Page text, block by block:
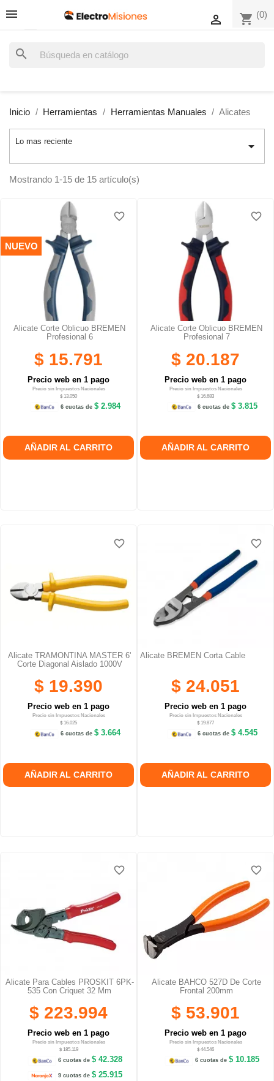
shopping_cart (0)

search
Inicio Herramientas Herramientas Manuales Alicates
Lo mas reciente 
Mostrando 1-15 de 15 artículo(s)
Alicate Corte Oblicuo BREMEN
Profesional 6
$ 15.791
Precio web en 1 pago
Precio sin Impuestos Nacionales
$ 13.050
6 cuotas de $ 2.984
AÑADIR AL CARRITO
NUEVO
favorite_border
favorite_border
Alicate Corte Oblicuo BREMEN
Profesional 7
$ 20.187
Precio web en 1 pago
Precio sin Impuestos Nacionales
$ 16.683
6 cuotas de $ 3.815
AÑADIR AL CARRITO
favorite_border
favorite_border
Alicate TRAMONTINA MASTER 6'
Corte Diagonal Aislado 1000V
$ 19.390
Precio web en 1 pago
Precio sin Impuestos Nacionales
$ 16.025
6 cuotas de $ 3.664
AÑADIR AL CARRITO
favorite_border
favorite_border
Alicate BREMEN Corta Cable
$ 24.051
Precio web en 1 pago
Precio sin Impuestos Nacionales
$ 19.877
6 cuotas de $ 4.545
AÑADIR AL CARRITO
favorite_border
favorite_border
Alicate Para Cables PROSKIT 6PK-
535 Con Criquet 32 Mm
$ 223.994
Precio web en 1 pago
Precio sin Impuestos Nacionales
$ 185.119
6 cuotas de$ 42.328
9 cuotas de$ 25.915
favorite_border
favorite_border
Alicate BAHCO 527D De Corte
Frontal 200mm
$ 53.901
Precio web en 1 pago
Precio sin Impuestos Nacionales
$ 44.546
6 cuotas de$ 10.185
favorite_border
favorite_border